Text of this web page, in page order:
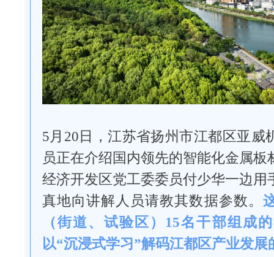
5月20日，江苏省扬州市江都区亚威
员正在介绍国内领先的智能化金属板
经济开发区党工委委员付少华一边用
真地向讲解人员请教其数据参数。
（街道、试验区）15名干部组成
以“沉浸式学习”解码江都区产业发展